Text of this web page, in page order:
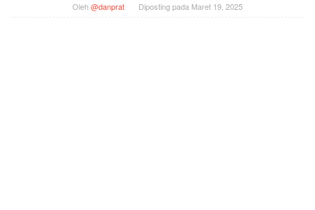
Oleh@danprat Diposting pada Maret 19, 2025